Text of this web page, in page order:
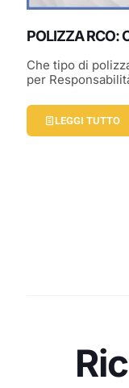
POLIZZA RCO:
Che tipo di
per
LEGGI TUTTO